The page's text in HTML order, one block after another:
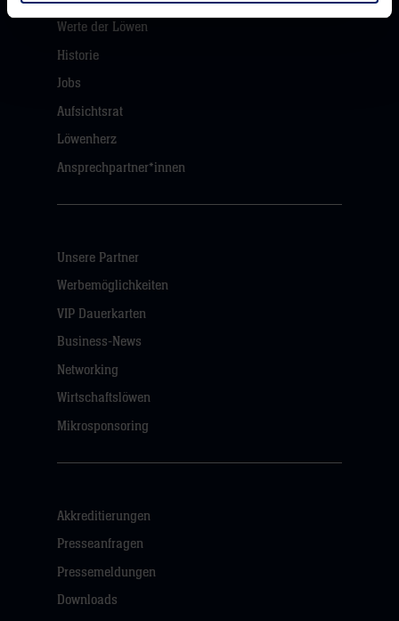
Werte der Löwen
Historie
Jobs
Aufsichtsrat
Löwenherz
Ansprechpartner*innen
Unsere Partner
Werbemöglichkeiten
VIP Dauerkarten
Business-News
Networking
Wirtschaftslöwen
Mikrosponsoring
Akkreditierungen
Presseanfragen
Pressemeldungen
Downloads